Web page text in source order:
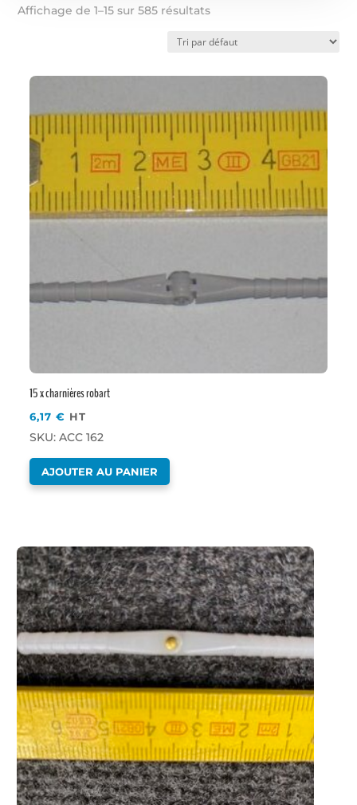
Affichage de 1–15 sur 585 résultats
15 x charnières robart
6,17€ HT
SKU: ACC 162
AJOUTER AU PANIER